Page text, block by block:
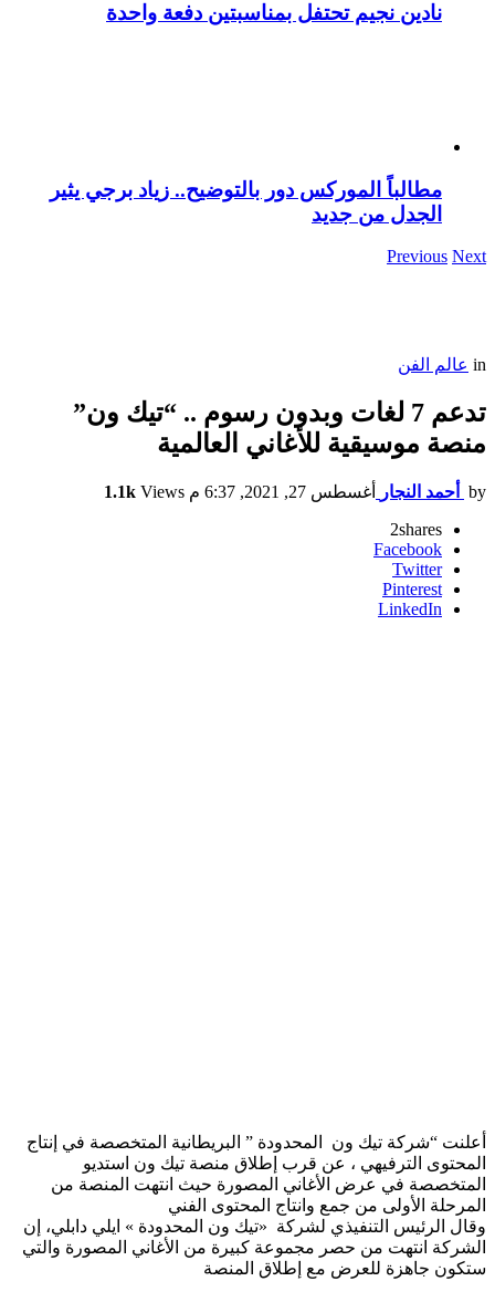
نادين نجيم تحتفل بمناسبتين دفعة واحدة
مطالباً الموركس دور بالتوضيح.. زياد برجي يثير
الجدل من جديد
Previous Next
in عالم الفن
تدعم 7 لغات وبدون رسوم .. “تيك ون”
منصة موسيقية للأغاني العالمية
by أحمد النجار أغسطس 27, 2021, 6:37 م 1.1k Views
2shares
Facebook
Twitter
Pinterest
LinkedIn
أعلنت “شركة تيك ون المحدودة ” البريطانية المتخصصة في إنتاج
المحتوى الترفيهي ، عن قرب إطلاق منصة تيك ون استديو
المتخصصة في عرض الأغاني المصورة حيث انتهت المنصة من
المرحلة الأولى من جمع وانتاج المحتوى الفني
وقال الرئيس التنفيذي لشركة «تيك ون المحدودة » ايلي دابلي، إن
الشركة انتهت من حصر مجموعة كبيرة من الأغاني المصورة والتي
ستكون جاهزة للعرض مع إطلاق المنصة